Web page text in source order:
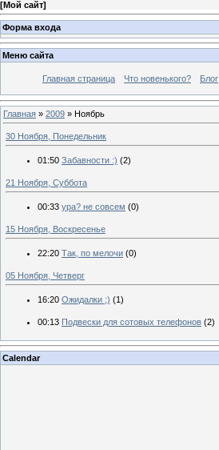
[Мой сайт]
Форма входа
Меню сайта
Главная страница Что новенького? Блог
Главная » 2009 » Ноябрь
30 Ноября, Понедельник
01:50 Забавности :) (2)
21 Ноября, Суббота
00:33 ура? не совсем (0)
15 Ноября, Воскресенье
22:20 Так, по мелочи (0)
05 Ноября, Четверг
16:20 Ожидалки ;) (1)
00:13 Подвески для сотовых телефонов (2)
Calendar